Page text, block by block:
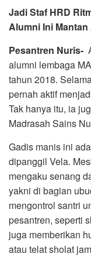
Jadi Staf HRD
Alumni Ini
Pesantren Nuris-
alumni lembaga
tahun 2018.
pernah aktif
Tak hanya itu, ia
Madrasah Sains
Gadis manis ini
dipanggil Vela.
mengaku senang
yakni di bagian
mengontrol santri
pesantren, seperti
juga memberikan
atau telat sholat